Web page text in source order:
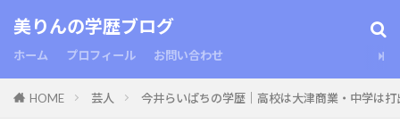
美りんの学歴ブログ
ホーム プロフィール お問い合わせ
HOME 芸人 今井らいぱちの学歴｜高校は大津商業・中学は